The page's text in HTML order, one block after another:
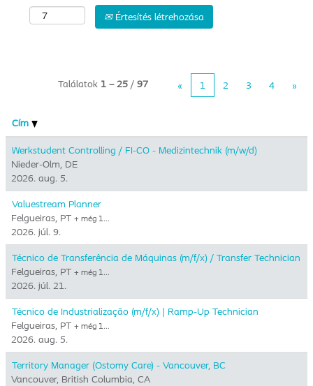
Értesítés létrehozása
Találatok 1 – 25 / 97 « 1 2 3 4 »
Cím
Werkstudent Controlling / FI-CO - Medizintechnik (m/w/d)
Nieder-Olm, DE
2026. aug. 5.
Valuestream Planner
Felgueiras, PT + még 1…
2026. júl. 9.
Técnico de Transferência de Máquinas (m/f/x) / Transfer Technician
Felgueiras, PT + még 1…
2026. júl. 21.
Técnico de Industrialização (m/f/x) | Ramp-Up Technician
Felgueiras, PT + még 1…
2026. aug. 5.
Territory Manager (Ostomy Care) - Vancouver, BC
Vancouver, British Columbia, CA